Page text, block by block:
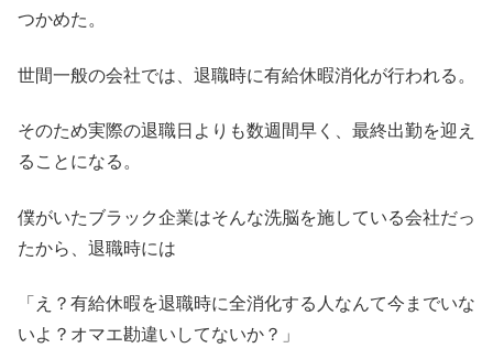
つかめた。
世間一般の会社では、退職時に有給休暇消化が行われる。
そのため実際の退職日よりも数週間早く、最終出勤を迎え
ることになる。
僕がいたブラック企業はそんな洗脳を施している会社だっ
たから、退職時には
「え？有給休暇を退職時に全消化する人なんて今までいな
いよ？オマエ勘違いしてないか？」